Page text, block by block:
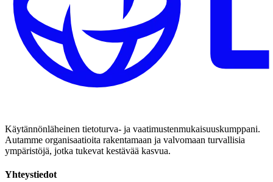
Käytännönläheinen tietoturva- ja vaatimustenmukaisuuskumppani.
Autamme organisaatioita rakentamaan ja valvomaan turvallisia
ympäristöjä, jotka tukevat kestävää kasvua.
Yhteystiedot